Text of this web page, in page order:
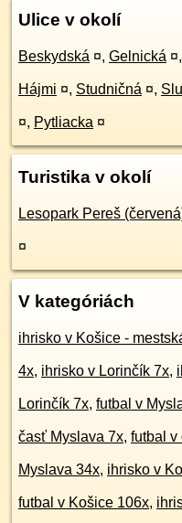
Ulice v okolí
Beskydská ¤, Gelnická ¤,
Hájmi ¤, Studničná ¤,
¤, Pytliacka ¤
Turistika v okolí
Lesopark Pereš
¤
V kategóriách
ihrisko v Košice -
4x, ihrisko v Lorinčík 7x,
Lorinčík 7x, futbal v
časť Myslava 7x, futbal v
Myslava 34x, ihrisko v
futbal v Košice 106x,